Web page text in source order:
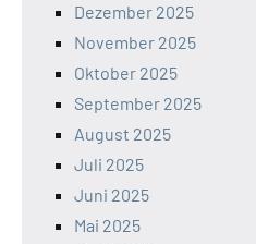
Dezember 2025
November 2025
Oktober 2025
September 2025
August 2025
Juli 2025
Juni 2025
Mai 2025